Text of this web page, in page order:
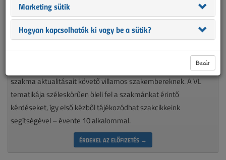
nélkülözhetetlen olvasmánya minden munkájára igényes, a
szakma aktualitásait követő villamos szakembereknek. A VL
tematikája széleskörűen öleli fel a szakmánkat érintő
kérdéseket, így első kézből tájékozódhat szakcikkeink
segítségével – évente 10 alkalommal.
ÉRDEKEL AZ ELŐFIZETÉS →
Marketing sütik
Hogyan kapcsolhatók ki vagy be a sütik?
Bezár